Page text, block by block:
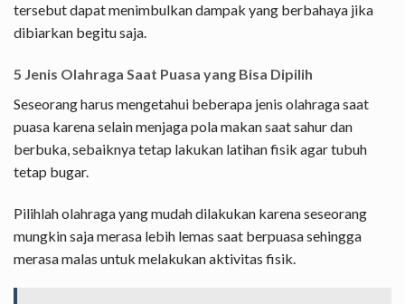
tersebut dapat menimbulkan dampak yang berbahaya jika
dibiarkan begitu saja.
5 Jenis Olahraga Saat Puasa yang Bisa Dipilih
Seseorang harus mengetahui beberapa jenis olahraga saat
puasa karena selain menjaga pola makan saat sahur dan
berbuka, sebaiknya tetap lakukan latihan fisik agar tubuh
tetap bugar.
Pilihlah olahraga yang mudah dilakukan karena seseorang
mungkin saja merasa lebih lemas saat berpuasa sehingga
merasa malas untuk melakukan aktivitas fisik.